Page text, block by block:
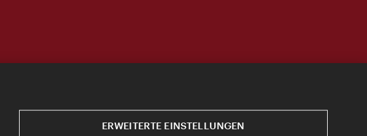
ERWEITERTE EINSTELLUNGEN